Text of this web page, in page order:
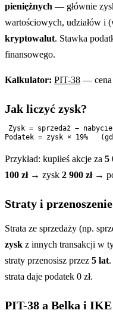
pieniężnych — głównie
wartościowych, udziałów i
kryptowalut. Stawka
finansowego.
Kalkulator: PIT-38 — cena
Jak liczyć zysk?
Zysk = sprzedaż −
Przykład: kupiłeś akcje za 5
100 zł→ zysk 2 900 zł→
Straty i przenoszenie
Strata ze sprzedaży (np.
zysk z innych transakcji w
straty przenosisz przez 5 lat
strata daje podatek 0 zł.
PIT-38 a Belka i IKE